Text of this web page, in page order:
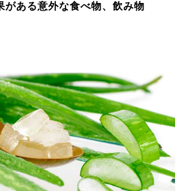
がある意外な食べ物、飲み物